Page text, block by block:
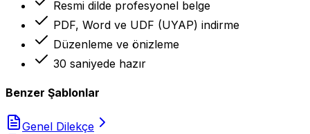
Resmi dilde profesyonel belge
PDF, Word ve UDF (UYAP) indirme
Düzenleme ve önizleme
30 saniyede hazır
Benzer Şablonlar
Genel Dilekçe